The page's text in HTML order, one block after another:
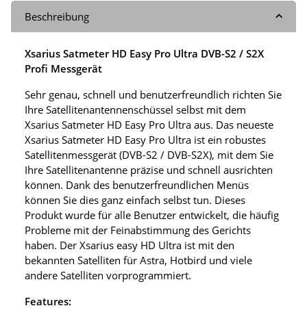
Beschreibung
Xsarius Satmeter HD Easy Pro Ultra DVB-S2 / S2X
Profi Messgerät
Sehr genau, schnell und benutzerfreundlich richten Sie
Ihre Satellitenantennenschüssel selbst mit dem
Xsarius Satmeter HD Easy Pro Ultra aus. Das neueste
Xsarius Satmeter HD Easy Pro Ultra ist ein robustes
Satellitenmessgerät (DVB-S2 / DVB-S2X), mit dem Sie
Ihre Satellitenantenne präzise und schnell ausrichten
können. Dank des benutzerfreundlichen Menüs
können Sie dies ganz einfach selbst tun. Dieses
Produkt wurde für alle Benutzer entwickelt, die häufig
Probleme mit der Feinabstimmung des Gerichts
haben. Der Xsarius easy HD Ultra ist mit den
bekannten Satelliten für Astra, Hotbird und viele
andere Satelliten vorprogrammiert.
Features: